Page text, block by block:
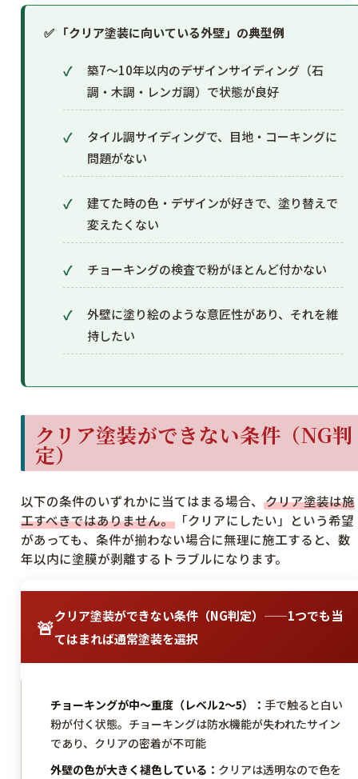
✅ 「クリア塗装に向いている外壁」の典型例
築7〜10年以内のデザインサイディング（石
調・木調・レンガ調）で状態が良好
タイル調サイディングで、目地・コーキングに
問題がない
建てた時の色・デザインが好きで、塗り替えで
変えたくない
チョーキングの検査で粉がほとんど付かない
外壁に塗り絵のような意匠性があり、それを維
持したい
クリア塗装ができない条件（NG判
定）
以下の条件のいずれかに当てはまる場合、 クリア塗装は施
工すべきではありません。 「クリアにしたい」という希望
があっても、条件が揃わない場合に無理に施工すると、数
年以内に塗膜が剥離するトラブルになります。
🚨クリア塗装ができない条件（NG判定）——1つでも当
てはまれば通常塗装を選択
チョーキングが中〜重度（レベル2〜5）： 手で触ると白い
粉が付く状態。チョーキングは防水機能が失われたサイン
であり、クリアの密着が不可能
外壁の色が大きく褪色している： クリアは透明なので色を